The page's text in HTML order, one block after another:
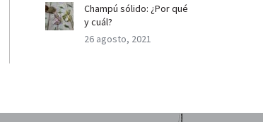
Champú sólido: ¿Por qué
y cuál?
26 agosto, 2021